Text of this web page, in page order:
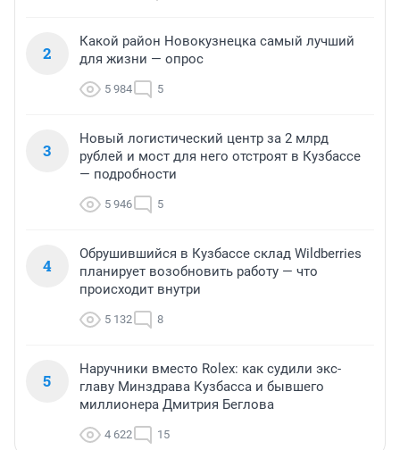
2
Какой район Новокузнецка самый лучший
для жизни — опрос
5 984 5
3
Новый логистический центр за 2 млрд
рублей и мост для него отстроят в Кузбассе
— подробности
5 946 5
4
Обрушившийся в Кузбассе склад Wildberries
планирует возобновить работу — что
происходит внутри
5 132 8
5
Наручники вместо Rolex: как судили экс-
главу Минздрава Кузбасса и бывшего
миллионера Дмитрия Беглова
4 622 15